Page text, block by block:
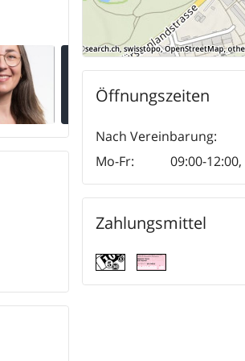
Öffnungszeiten
Nach Vereinbarung:
Mo-Fr: 09:00-12:00,
Zahlungsmittel